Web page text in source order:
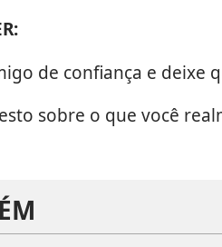
de confiança e deixe
sobre o que você